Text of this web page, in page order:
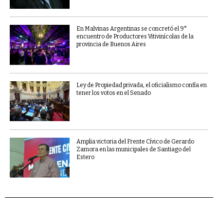
En Malvinas Argentinas se concretó el 9°
encuentro de Productores Vitivinícolas de la
provincia de Buenos Aires
Ley de Propiedad privada, el oficialismo confía en
tener los votos en el Senado
Amplia victoria del Frente Cívico de Gerardo
Zamora en las municipales de Santiago del
Estero